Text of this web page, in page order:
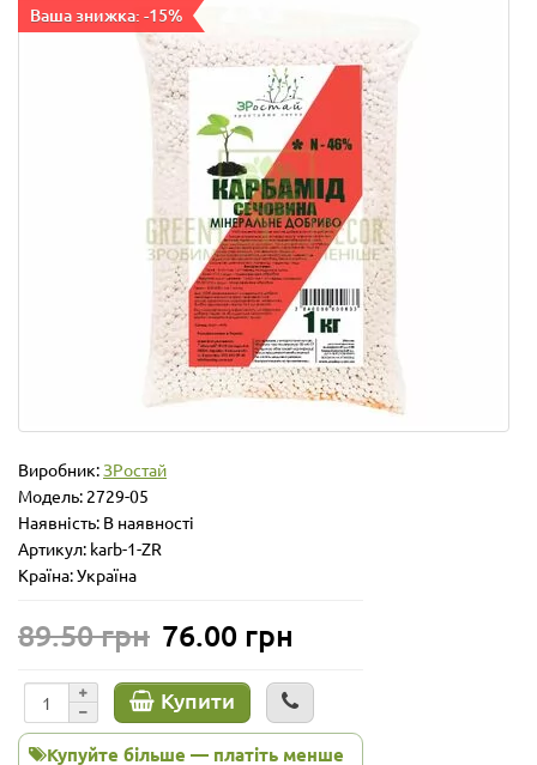
Ваша знижка: -15%
Виробник:ЗРостай
Модель: 2729-05
Наявність: В наявності
Артикул: karb-1-ZR
Країна: Україна
89.50 грн 76.00 грн
Купити
Купуйте більше — платіть менше